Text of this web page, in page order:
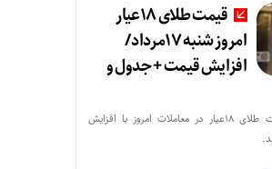
قیمت طلای 18عیار
امروز شنبه 17مرداد/
افزایش قیمت + جدول و
اکوایران: قیمت طلای 18عیار در معاملات امروز با افزایش